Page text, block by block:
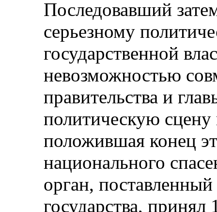
Последовавший
серьезному
государственной
невозможностью
правительства и
политическую
положившая конец
национального
орган,
государства, принял